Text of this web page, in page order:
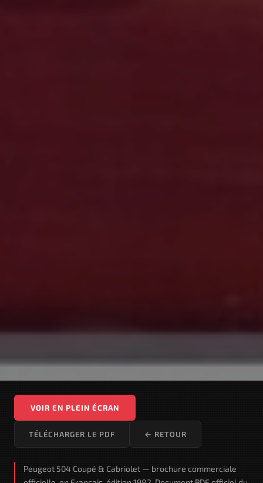
VOIR EN PLEIN ÉCRAN
TÉLÉCHARGER LE PDF ← RETOUR
Peugeot 504 Coupé & Cabriolet — brochure commerciale